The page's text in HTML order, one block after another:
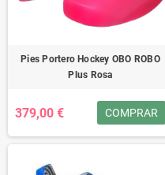
Pies Portero Hockey OBO ROBO
Plus Rosa
379,00 € COMPRAR